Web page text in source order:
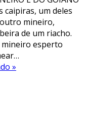
caipiras, um deles
mineiro,
de um riacho.
esperto
»